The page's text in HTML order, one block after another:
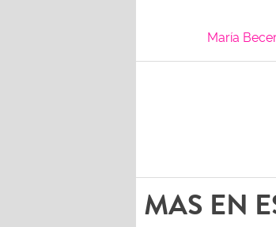
María
MAS EN